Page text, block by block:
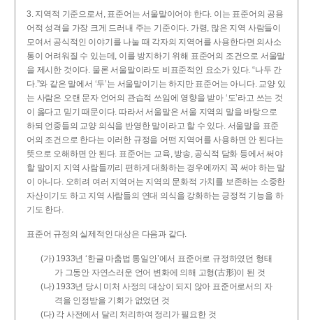
3. 지역적 기준으로서, 표준어는 서울말이어야 한다. 이는 표준어의 공용
어적 성격을 가장 크게 드러내 주는 기준이다. 가령, 많은 지역 사람들이
모여서 공식적인 이야기를 나눌 때 각자의 지역어를 사용한다면 의사소
통이 어려워질 수 있는데, 이를 방지하기 위해 표준어의 조건으로 서울말
을 제시한 것이다. 물론 서울말이라도 비표준적인 요소가 있다. “나두 간
다.”와 같은 말에서 ‘두’는 서울말이기는 하지만 표준어는 아니다. 교양 있
는 사람은 오랜 문자 언어의 관습적 쓰임에 영향을 받아 ‘도’라고 쓰는 것
이 옳다고 믿기 때문이다. 따라서 서울말은 서울 지역의 말을 바탕으로
하되 언중들의 교양 의식을 반영한 말이라고 할 수 있다. 서울말을 표준
어의 조건으로 한다는 이러한 규정을 어떤 지역어를 사용하면 안 된다는
뜻으로 오해하면 안 된다. 표준어는 교육, 방송, 공식적 담화 등에서 써야
할 말이지 지역 사람들끼리 편하게 대화하는 경우에까지 꼭 써야 하는 말
이 아니다. 오히려 여러 지역어는 지역의 문화적 가치를 보존하는 소중한
자산이기도 하고 지역 사람들의 연대 의식을 강화하는 긍정적 기능을 하
기도 한다.
표준어 규정의 실제적인 대상은 다음과 같다.
(가) 1933년 ‘한글 마춤법 통일안’에서 표준어로 규정하였던 형태
가 그동안 자연스러운 언어 변화에 의해 고형(古形)이 된 것
(나) 1933년 당시 미처 사정의 대상이 되지 않아 표준어로서의 자
격을 인정받을 기회가 없었던 것
(다) 각 사전에서 달리 처리하여 정리가 필요한 것